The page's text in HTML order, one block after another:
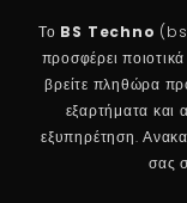
Το BS Techno
προσφέρει
βρείτε πληθώρα
εξαρτήματα και
εξυπηρέτηση.
σας